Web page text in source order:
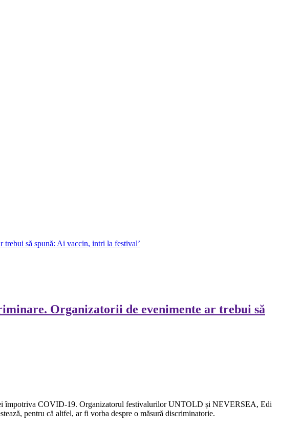
să spună: Ai vaccin, intri la festival’
Organizatorii de evenimente ar trebui să
împotriva COVID-19. Organizatorul festivalurilor UNTOLD și NEVERSEA, Edi
pentru că altfel, ar fi vorba despre o măsură discriminatorie.